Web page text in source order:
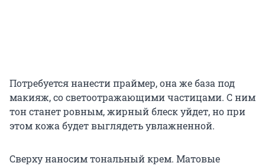
Потребуется нанести праймер, она же база под
макияж, со светоотражающими частицами. С ним
тон станет ровным, жирный блеск уйдет, но при
этом кожа будет выглядеть увлажненной.
Сверху наносим тональный крем. Матовые